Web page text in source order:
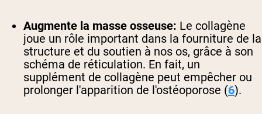
Augmente la masse osseuse: Le collagène
joue un rôle important dans la fourniture de la
structure et du soutien à nos os, grâce à son
schéma de réticulation. En fait, un
supplément de collagène peut empêcher ou
prolonger l'apparition de l'ostéoporose (6).